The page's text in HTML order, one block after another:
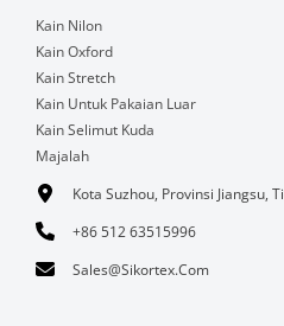
Kain Nilon
Kain Oxford
Kain Stretch
Kain Untuk Pakaian Luar
Kain Selimut Kuda
Majalah
Kota Suzhou, Provinsi Jiangsu,
+86 512 63515996
Sales@sikortex.com